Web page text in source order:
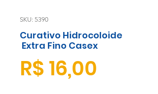
SKU: 5390
Curativo Hidrocoloide
Extra Fino Casex
R$ 16,00